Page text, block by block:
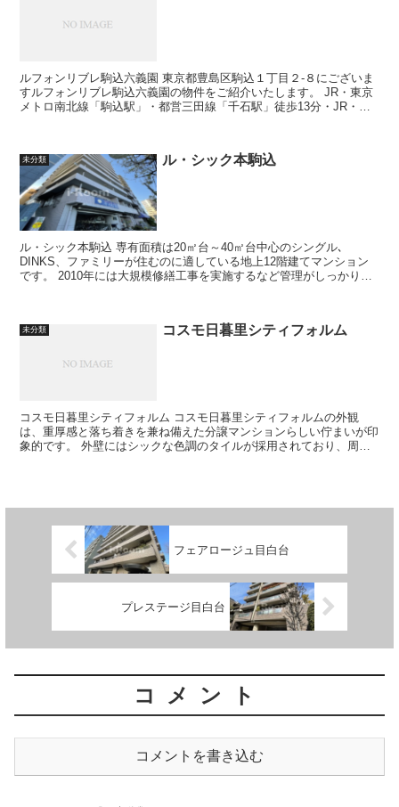
ルフォンリブレ駒込六義園 東京都豊島区駒込１丁目２-８にございま
すルフォンリブレ駒込六義園の物件をご紹介いたします。 JR・東京
メトロ南北線「駒込駅」・都営三田線「千石駅」徒歩13分・JR・都
未分類 ル・シック本駒込
ル・シック本駒込 専有面積は20㎡台～40㎡台中心のシングル､
DINKS、ファミリーが住むのに適している地上12階建てマンション
です。 2010年には大規模修繕工事を実施するなど管理がしっかりと
未分類 コスモ日暮里シティフォルム
コスモ日暮里シティフォルム コスモ日暮里シティフォルムの外観
は、重厚感と落ち着きを兼ね備えた分譲マンションらしい佇まいが印
象的です。 外壁にはシックな色調のタイルが採用されており、周囲
フェアロージュ目白台
プレステージ目白台
コメント
コメントを書き込む